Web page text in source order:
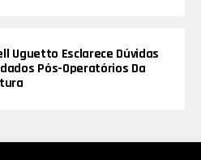
Uguetto Esclarece Dúvidas
Pós-Operatórios Da